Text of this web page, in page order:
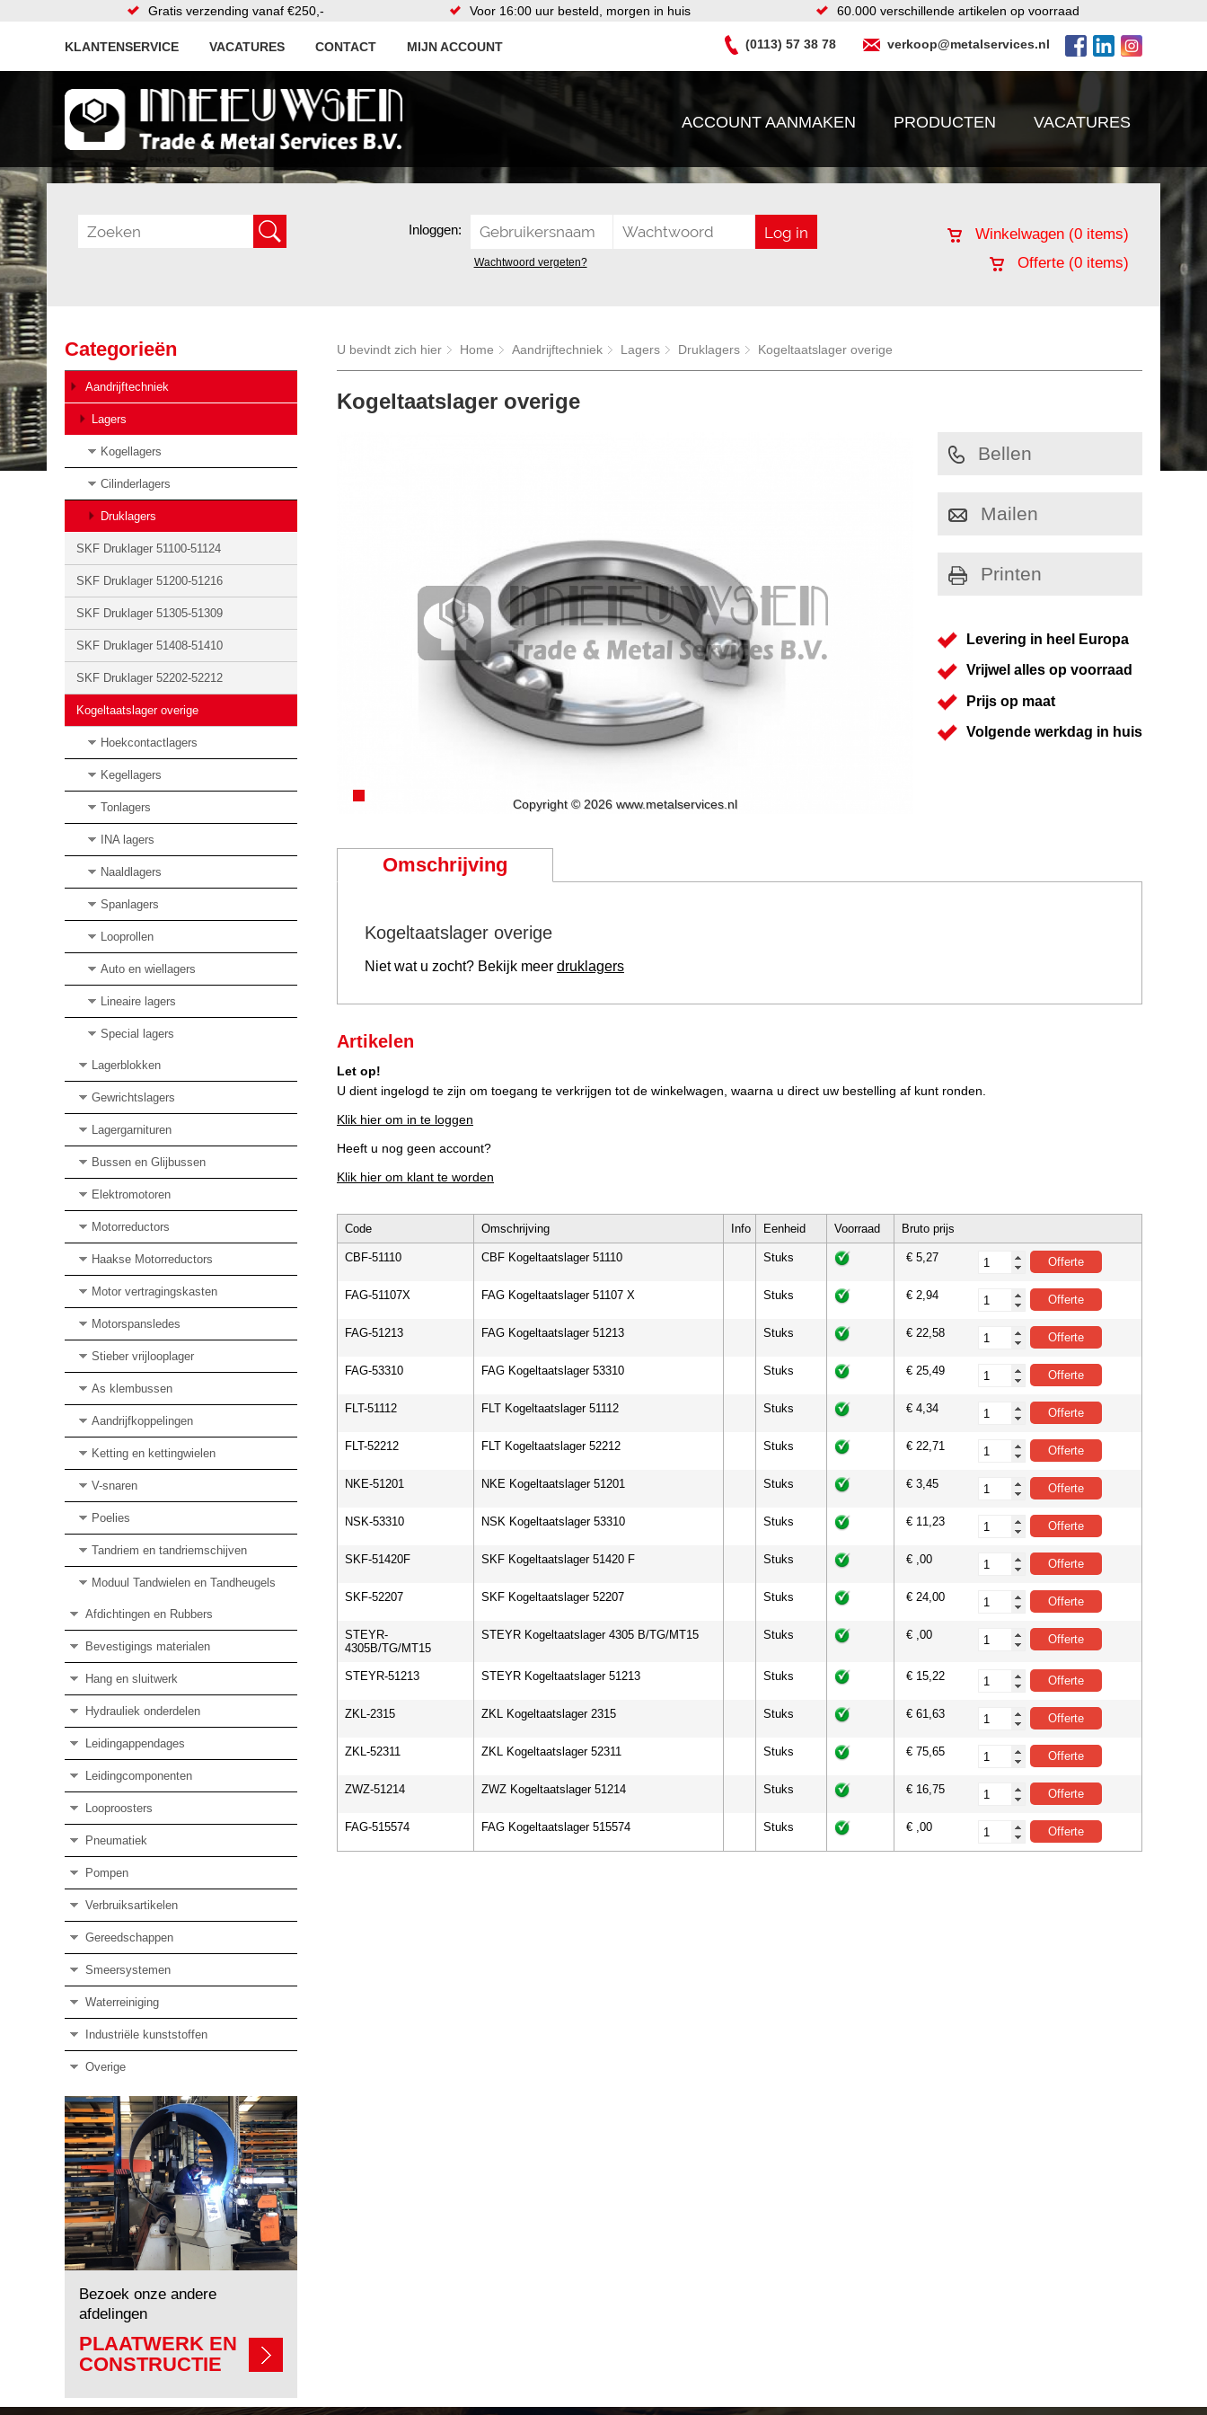
Gratis verzending vanaf €250,- Voor 16:00 uur besteld, morgen in huis 60.000 verschillende artikelen op voorraad
KLANTENSERVICE VACATURES CONTACT MIJN ACCOUNT (0113) 57 38 78 verkoop@metalservices.nl
ACCOUNT AANMAKEN PRODUCTEN VACATURES
Inloggen:
Wachtwoord vergeten?
Winkelwagen (0 items)
Offerte (0 items)
Categorieën
Aandrijftechniek
Lagers
Kogellagers
Cilinderlagers
Druklagers
SKF Druklager 51100-51124
SKF Druklager 51200-51216
SKF Druklager 51305-51309
SKF Druklager 51408-51410
SKF Druklager 52202-52212
Kogeltaatslager overige
Hoekcontactlagers
Kegellagers
Tonlagers
INA lagers
Naaldlagers
Spanlagers
Looprollen
Auto en wiellagers
Lineaire lagers
Special lagers
Lagerblokken
Gewrichtslagers
Lagergarnituren
Bussen en Glijbussen
Elektromotoren
Motorreductors
Haakse Motorreductors
Motor vertragingskasten
Motorspansledes
Stieber vrijlooplager
As klembussen
Aandrijfkoppelingen
Ketting en kettingwielen
V-snaren
Poelies
Tandriem en tandriemschijven
Moduul Tandwielen en Tandheugels
Afdichtingen en Rubbers
Bevestigings materialen
Hang en sluitwerk
Hydrauliek onderdelen
Leidingappendages
Leidingcomponenten
Looproosters
Pneumatiek
Pompen
Verbruiksartikelen
Gereedschappen
Smeersystemen
Waterreiniging
Industriële kunststoffen
Overige
Bezoek onze andere
afdelingen
PLAATWERK EN
CONSTRUCTIE
U bevindt zich hier Home Aandrijftechniek Lagers Druklagers Kogeltaatslager overige
Kogeltaatslager overige
Copyright © 2026 www.metalservices.nl
Bellen
Mailen
Printen
Levering in heel Europa
Vrijwel alles op voorraad
Prijs op maat
Volgende werkdag in huis
Omschrijving
Kogeltaatslager overige
Niet wat u zocht? Bekijk meer druklagers
Artikelen
Let op!
U dient ingelogd te zijn om toegang te verkrijgen tot de winkelwagen, waarna u direct uw bestelling af kunt ronden.
Klik hier om in te loggen
Heeft u nog geen account?
Klik hier om klant te worden
Code Omschrijving Info Eenheid Voorraad Bruto prijs
CBF-51110 CBF Kogeltaatslager 51110 Stuks € 5,27
FAG-51107X FAG Kogeltaatslager 51107 X Stuks € 2,94
FAG-51213 FAG Kogeltaatslager 51213 Stuks € 22,58
FAG-53310 FAG Kogeltaatslager 53310 Stuks € 25,49
FLT-51112 FLT Kogeltaatslager 51112 Stuks € 4,34
FLT-52212 FLT Kogeltaatslager 52212 Stuks € 22,71
NKE-51201 NKE Kogeltaatslager 51201 Stuks € 3,45
NSK-53310 NSK Kogeltaatslager 53310 Stuks € 11,23
SKF-51420F SKF Kogeltaatslager 51420 F Stuks € ,00
SKF-52207 SKF Kogeltaatslager 52207 Stuks € 24,00
STEYR-
4305B/TG/MT15
STEYR Kogeltaatslager 4305 B/TG/MT15 Stuks € ,00
STEYR-51213 STEYR Kogeltaatslager 51213 Stuks € 15,22
ZKL-2315 ZKL Kogeltaatslager 2315 Stuks € 61,63
ZKL-52311 ZKL Kogeltaatslager 52311 Stuks € 75,65
ZWZ-51214 ZWZ Kogeltaatslager 51214 Stuks € 16,75
FAG-515574 FAG Kogeltaatslager 515574 Stuks € ,00